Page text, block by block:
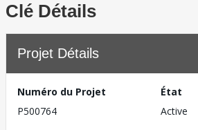
Clé Détails
Projet Détails
Numéro du Projet
P500764
État
Active